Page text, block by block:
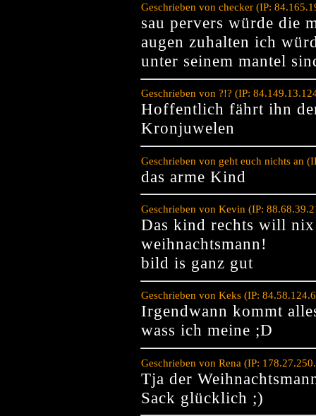
Geschrieben von checker (IP:
sau pervers würde die
augen zuhalten ich
unter seinem mantel
Geschrieben von ?!? (IP:
Hoffentlich fährt ihn
Kronjuwelen
Geschrieben von geht euch nichts an
das arme Kind
Geschrieben von Kevin (IP:
Das kind rechts will
weihnachtsmann!
bild is ganz gut
Geschrieben von Keks (IP:
Irgendwann kommt
wass ich meine ;D
Geschrieben von Rena (IP:
Tja der
Sack glücklich ;)